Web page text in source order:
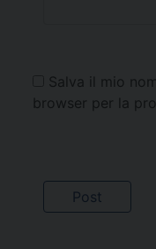
Salva il mio
browser per la